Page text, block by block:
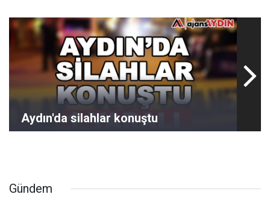
Aydın'da silahlar konuştu
Gündem